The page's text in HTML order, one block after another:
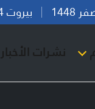
بيروت 00:04
نشرات الأخبار